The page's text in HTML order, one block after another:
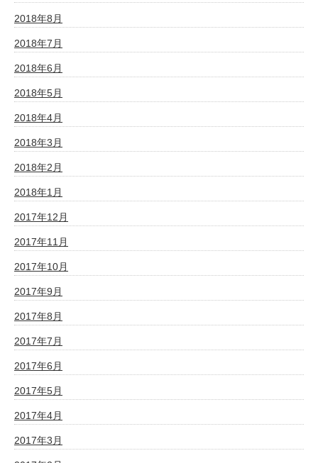
2018年8月
2018年7月
2018年6月
2018年5月
2018年4月
2018年3月
2018年2月
2018年1月
2017年12月
2017年11月
2017年10月
2017年9月
2017年8月
2017年7月
2017年6月
2017年5月
2017年4月
2017年3月